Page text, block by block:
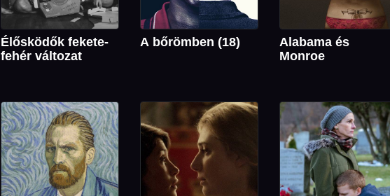
Élősködők fekete-
fehér változat
A bőrömben (18)
Alabama és
Monroe